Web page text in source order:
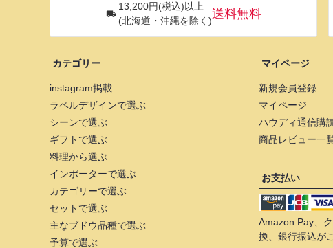
13,200円(税込)以上
(北海道・沖縄を除く)
送料無料
カテゴリー
instagram掲載
ラベルデザインで選ぶ
シーンで選ぶ
ギフトで選ぶ
料理から選ぶ
インポーターで選ぶ
カテゴリーで選ぶ
セットで選ぶ
主なブドウ品種で選ぶ
予算で選ぶ
マイページ
新規会員登録
マイページ
ハウディ通信購
商品レビュー一
お支払い
Amazon Pay、
換、銀行振込が